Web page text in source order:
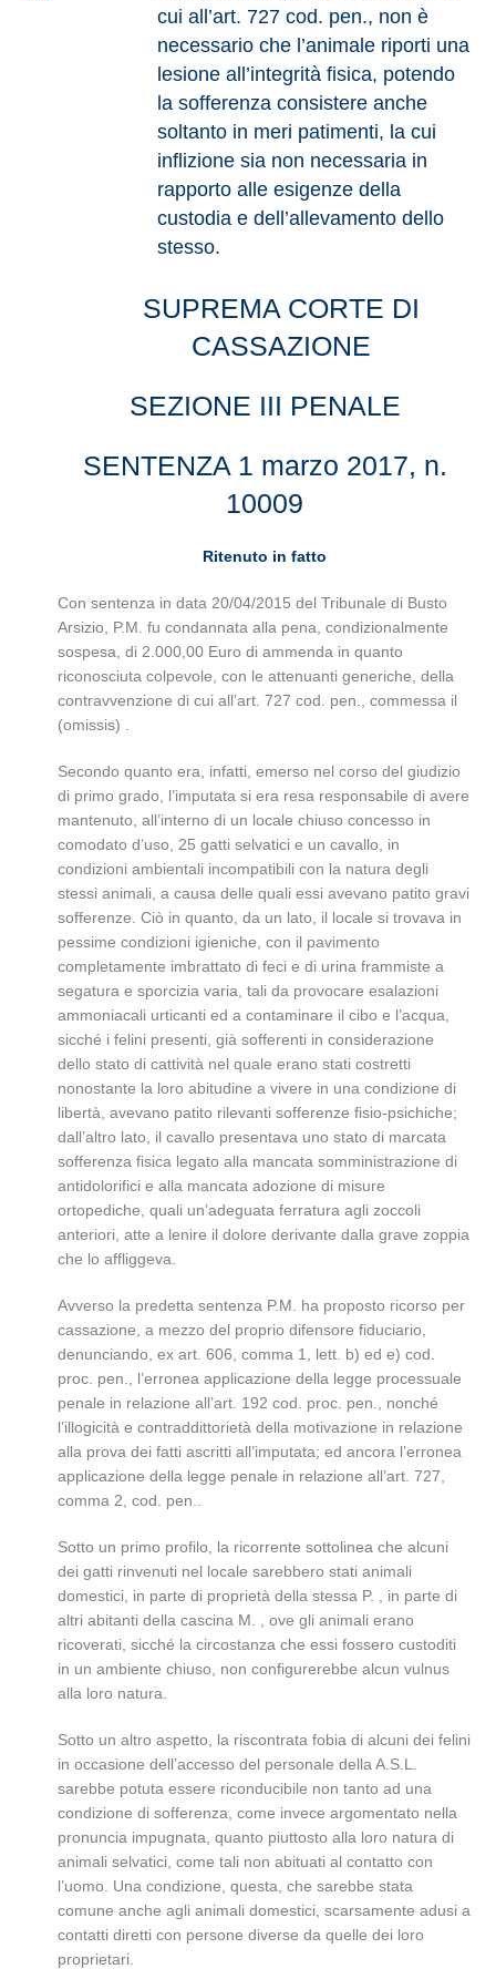
cui all’art. 727 cod. pen., non è
necessario che l’animale riporti una
lesione all’integrità fisica, potendo
la sofferenza consistere anche
soltanto in meri patimenti, la cui
inflizione sia non necessaria in
rapporto alle esigenze della
custodia e dell’allevamento dello
stesso.
SUPREMA CORTE DI
CASSAZIONE
SEZIONE III PENALE
SENTENZA 1 marzo 2017, n.
10009
Ritenuto in fatto
Con sentenza in data 20/04/2015 del Tribunale di Busto
Arsizio, P.M. fu condannata alla pena, condizionalmente
sospesa, di 2.000,00 Euro di ammenda in quanto
riconosciuta colpevole, con le attenuanti generiche, della
contravvenzione di cui all’art. 727 cod. pen., commessa il
(omissis) .
Secondo quanto era, infatti, emerso nel corso del giudizio
di primo grado, l’imputata si era resa responsabile di avere
mantenuto, all’interno di un locale chiuso concesso in
comodato d’uso, 25 gatti selvatici e un cavallo, in
condizioni ambientali incompatibili con la natura degli
stessi animali, a causa delle quali essi avevano patito gravi
sofferenze. Ciò in quanto, da un lato, il locale si trovava in
pessime condizioni igieniche, con il pavimento
completamente imbrattato di feci e di urina frammiste a
segatura e sporcizia varia, tali da provocare esalazioni
ammoniacali urticanti ed a contaminare il cibo e l’acqua,
sicché i felini presenti, già sofferenti in considerazione
dello stato di cattività nel quale erano stati costretti
nonostante la loro abitudine a vivere in una condizione di
libertà, avevano patito rilevanti sofferenze fisio-psichiche;
dall’altro lato, il cavallo presentava uno stato di marcata
sofferenza fisica legato alla mancata somministrazione di
antidolorifici e alla mancata adozione di misure
ortopediche, quali un’adeguata ferratura agli zoccoli
anteriori, atte a lenire il dolore derivante dalla grave zoppia
che lo affliggeva.
Avverso la predetta sentenza P.M. ha proposto ricorso per
cassazione, a mezzo del proprio difensore fiduciario,
denunciando, ex art. 606, comma 1, lett. b) ed e) cod.
proc. pen., l’erronea applicazione della legge processuale
penale in relazione all’art. 192 cod. proc. pen., nonché
l’illogicità e contraddittorietà della motivazione in relazione
alla prova dei fatti ascritti all’imputata; ed ancora l’erronea
applicazione della legge penale in relazione all’art. 727,
comma 2, cod. pen..
Sotto un primo profilo, la ricorrente sottolinea che alcuni
dei gatti rinvenuti nel locale sarebbero stati animali
domestici, in parte di proprietà della stessa P. , in parte di
altri abitanti della cascina M. , ove gli animali erano
ricoverati, sicché la circostanza che essi fossero custoditi
in un ambiente chiuso, non configurerebbe alcun vulnus
alla loro natura.
Sotto un altro aspetto, la riscontrata fobia di alcuni dei felini
in occasione dell’accesso del personale della A.S.L.
sarebbe potuta essere riconducibile non tanto ad una
condizione di sofferenza, come invece argomentato nella
pronuncia impugnata, quanto piuttosto alla loro natura di
animali selvatici, come tali non abituati al contatto con
l’uomo. Una condizione, questa, che sarebbe stata
comune anche agli animali domestici, scarsamente adusi a
contatti diretti con persone diverse da quelle dei loro
proprietari.